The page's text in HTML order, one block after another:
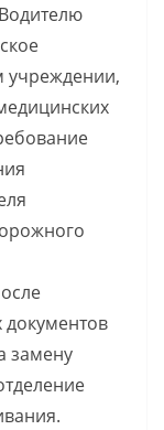
учреждении,
замену